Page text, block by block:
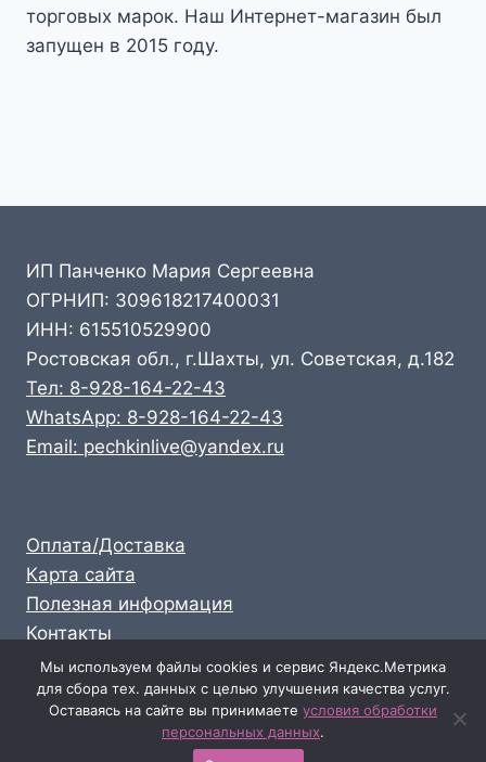
торговых марок. Наш Интернет-магазин был
запущен в 2015 году.
ИП Панченко Мария Сергеевна
ОГРНИП: 309618217400031
ИНН: 615510529900
Ростовская обл., г.Шахты, ул. Советская, д.182
Тел: 8-928-164-22-43
WhatsApp: 8-928-164-22-43
Email: pechkinlive@yandex.ru
Оплата/Доставка
Карта сайта
Полезная информация
Контакты
Личный кабинет
Опт: 8-928-164-22-43
Розница: 8-989-711-58-47
Мы используем файлы cookies и сервис Яндекс.Метрика
для сбора тех. данных с целью улучшения качества услуг.
Оставаясь на сайте вы принимаете условия обработки
персональных данных.